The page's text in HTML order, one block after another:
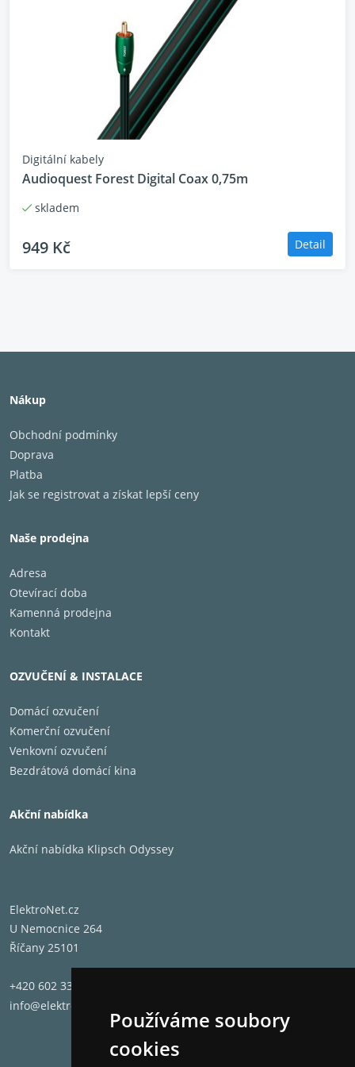
Používáme soubory
cookies
návrh tyto dvě cesty odděluje a dosahuje tak lepších
Za studena svařované, pozlacené jack konektory:
Toto řešení z rovnice spojení vyřazuje pájku, která
bývá často zdrojem zkreslení. Protože jsou těla
konektorů lisovaná, ne obráběná, lze pro výrobu
vybrat kov s malými sklony ke zkreslení signálu,
namísto kovu snadno opracovatelného.
Digitální kabely
Audioquest Forest Digital Coax 0,75m
skladem
949 Kč Detail
Nákup
Obchodní podmínky
Doprava
Platba
Jak se registrovat a získat lepší ceny
Naše prodejna
Adresa
Otevírací doba
Kamenná prodejna
Kontakt
OZVUČENÍ & INSTALACE
Domácí ozvučení
Komerční ozvučení
Venkovní ozvučení
Bezdrátová domácí kina
Akční nabídka
Akční nabídka Klipsch Odyssey
ElektroNet.cz
U Nemocnice 264
Říčany 25101
+420 602 331 662
info@elektronet.cz